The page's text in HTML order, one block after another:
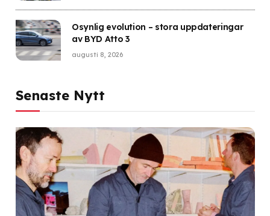
Osynlig evolution – stora uppdateringar
av BYD Atto 3
augusti 8, 2026
Senaste Nytt